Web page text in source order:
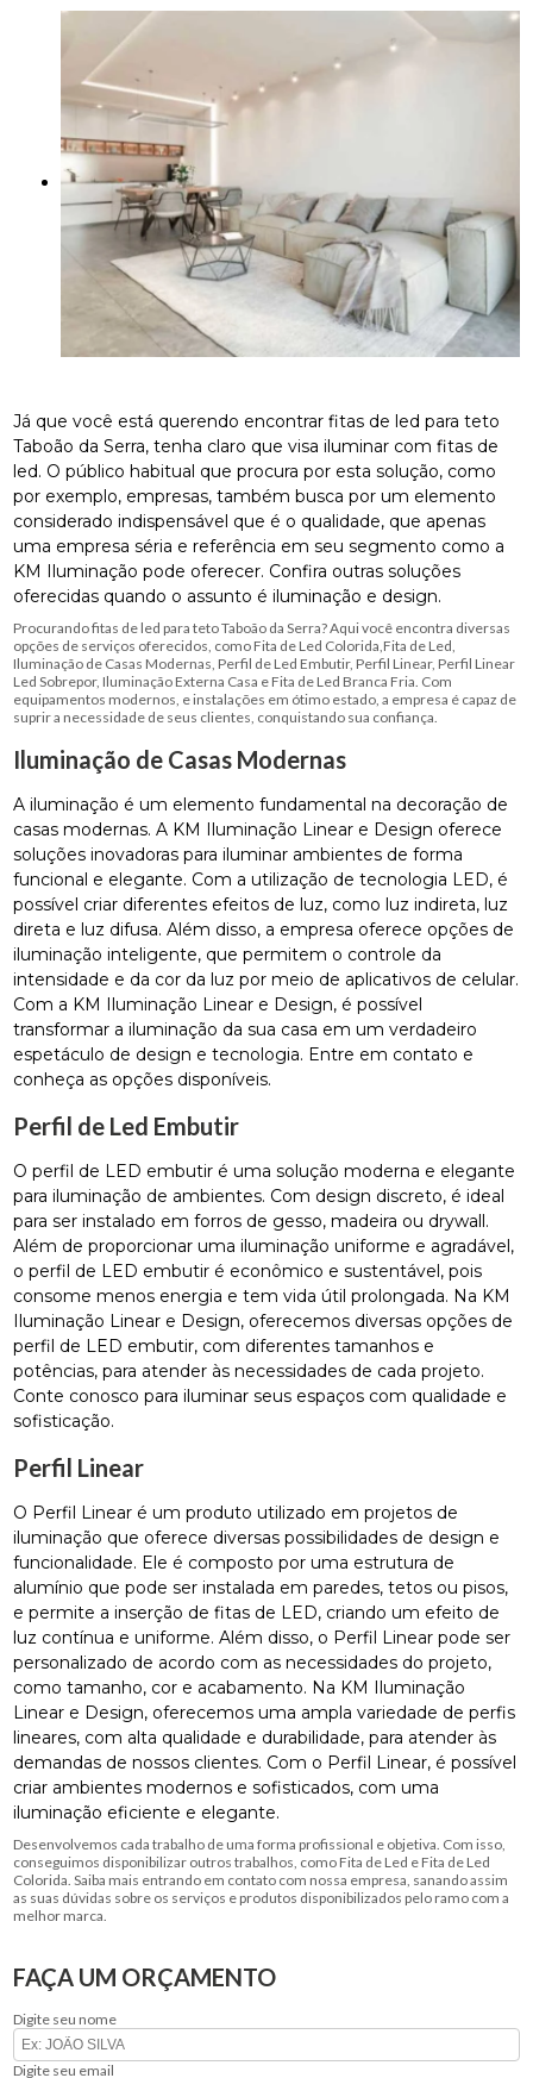
Já que você está querendo encontrar fitas de led para teto
Taboão da Serra, tenha claro que visa iluminar com fitas de
led. O público habitual que procura por esta solução, como
por exemplo, empresas, também busca por um elemento
considerado indispensável que é o qualidade, que apenas
uma empresa séria e referência em seu segmento como a
KM Iluminação pode oferecer. Confira outras soluções
oferecidas quando o assunto é iluminação e design.
Procurando fitas de led para teto Taboão da Serra? Aqui você encontra diversas
opções de serviços oferecidos, como Fita de Led Colorida,Fita de Led,
Iluminação de Casas Modernas, Perfil de Led Embutir, Perfil Linear, Perfil Linear
Led Sobrepor, Iluminação Externa Casa e Fita de Led Branca Fria. Com
equipamentos modernos, e instalações em ótimo estado, a empresa é capaz de
suprir a necessidade de seus clientes, conquistando sua confiança.
Iluminação de Casas Modernas
A iluminação é um elemento fundamental na decoração de
casas modernas. A KM Iluminação Linear e Design oferece
soluções inovadoras para iluminar ambientes de forma
funcional e elegante. Com a utilização de tecnologia LED, é
possível criar diferentes efeitos de luz, como luz indireta, luz
direta e luz difusa. Além disso, a empresa oferece opções de
iluminação inteligente, que permitem o controle da
intensidade e da cor da luz por meio de aplicativos de celular.
Com a KM Iluminação Linear e Design, é possível
transformar a iluminação da sua casa em um verdadeiro
espetáculo de design e tecnologia. Entre em contato e
conheça as opções disponíveis.
Perfil de Led Embutir
O perfil de LED embutir é uma solução moderna e elegante
para iluminação de ambientes. Com design discreto, é ideal
para ser instalado em forros de gesso, madeira ou drywall.
Além de proporcionar uma iluminação uniforme e agradável,
o perfil de LED embutir é econômico e sustentável, pois
consome menos energia e tem vida útil prolongada. Na KM
Iluminação Linear e Design, oferecemos diversas opções de
perfil de LED embutir, com diferentes tamanhos e
potências, para atender às necessidades de cada projeto.
Conte conosco para iluminar seus espaços com qualidade e
sofisticação.
Perfil Linear
O Perfil Linear é um produto utilizado em projetos de
iluminação que oferece diversas possibilidades de design e
funcionalidade. Ele é composto por uma estrutura de
alumínio que pode ser instalada em paredes, tetos ou pisos,
e permite a inserção de fitas de LED, criando um efeito de
luz contínua e uniforme. Além disso, o Perfil Linear pode ser
personalizado de acordo com as necessidades do projeto,
como tamanho, cor e acabamento. Na KM Iluminação
Linear e Design, oferecemos uma ampla variedade de perfis
lineares, com alta qualidade e durabilidade, para atender às
demandas de nossos clientes. Com o Perfil Linear, é possível
criar ambientes modernos e sofisticados, com uma
iluminação eficiente e elegante.
Desenvolvemos cada trabalho de uma forma profissional e objetiva. Com isso,
conseguimos disponibilizar outros trabalhos, como Fita de Led e Fita de Led
Colorida. Saiba mais entrando em contato com nossa empresa, sanando assim
as suas dúvidas sobre os serviços e produtos disponibilizados pelo ramo com a
melhor marca.
FAÇA UM ORÇAMENTO
Digite seu nome
Digite seu email